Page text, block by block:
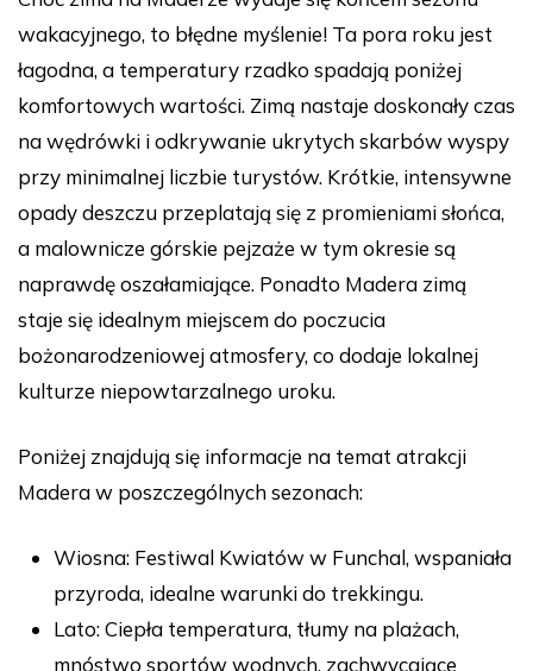
wakacyjnego, to błędne myślenie! Ta pora roku jest
łagodna, a temperatury rzadko spadają poniżej
komfortowych wartości. Zimą nastaje doskonały czas
na wędrówki i odkrywanie ukrytych skarbów wyspy
przy minimalnej liczbie turystów. Krótkie, intensywne
opady deszczu przeplatają się z promieniami słońca,
a malownicze górskie pejzaże w tym okresie są
naprawdę oszałamiające. Ponadto Madera zimą
staje się idealnym miejscem do poczucia
bożonarodzeniowej atmosfery, co dodaje lokalnej
kulturze niepowtarzalnego uroku.
Poniżej znajdują się informacje na temat atrakcji
Madera w poszczególnych sezonach:
Wiosna: Festiwal Kwiatów w Funchal, wspaniała
przyroda, idealne warunki do trekkingu.
Lato: Ciepła temperatura, tłumy na plażach,
mnóstwo sportów wodnych, zachwycające